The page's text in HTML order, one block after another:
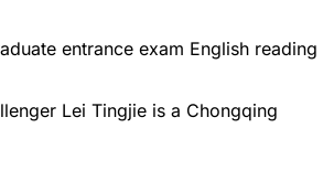
entrance exam English reading
Lei Tingjie is a Chongqing